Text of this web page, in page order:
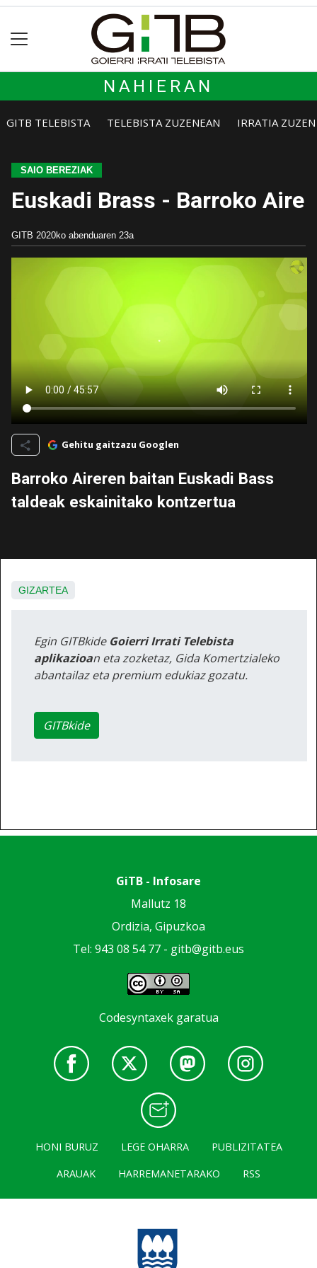
NAHIERAN
GITB TELEBISTA TELEBISTA ZUZENEAN IRRATIA
SAIO BEREZIAK
Euskadi Brass - Barroko Aire
GITB 2020ko abenduaren 23a
Gehitu gaitzazu Googlen
Barroko Aireren baitan Euskadi Bass
taldeak eskainitako kontzertua
GIZARTEA
Egin GITBkide Goierri Irrati Telebista
aplikazioan eta zozketaz, Gida Komertzialeko
abantailaz eta premium edukiaz gozatu.
GITBkide
GiTB - Infosare
Mallutz 18
Ordizia, Gipuzkoa
Tel: 943 08 54 77 - gitb@gitb.eus
Codesyntaxek garatua
HONI BURUZ LEGE OHARRA
PUBLIZITATEA
ARAUAK
HARREMANETARAKO RSS